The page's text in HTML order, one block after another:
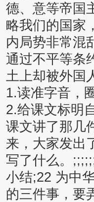
德、意等帝国
略我们的国家
内局势非常混
通过不平等条
土上却被外国
1.读准字音，
2.给课文标明
课文讲了那几
来，大家发出
写了什么。
小结;22 为中
的三件事，要